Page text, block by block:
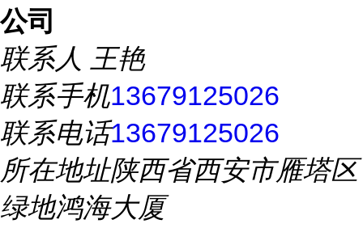
公司
联系人 王艳
联系手机13679125026
联系电话13679125026
所在地址陕西省西安市雁塔区
绿地鸿海大厦